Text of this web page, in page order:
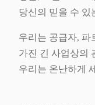
당신의 믿을 수 있
우리는 공급자, 파
가진 긴 사업상의
우리는 온난하게